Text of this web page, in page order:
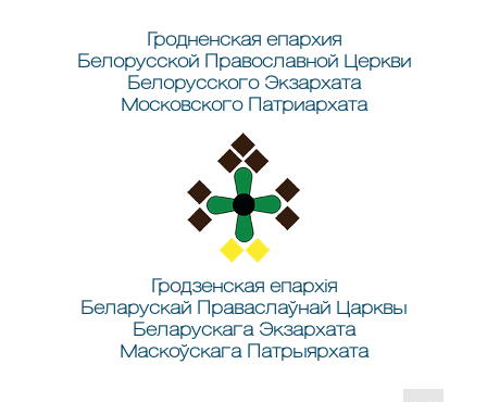
Гродненская епархия
Белорусской Православной Церкви
Белорусского Экзархата
Московского Патриархата
Гродзенская епархія
Беларускай Праваслаўнай Царквы
Беларускага Экзархата
Маскоўскага Патрыярхата